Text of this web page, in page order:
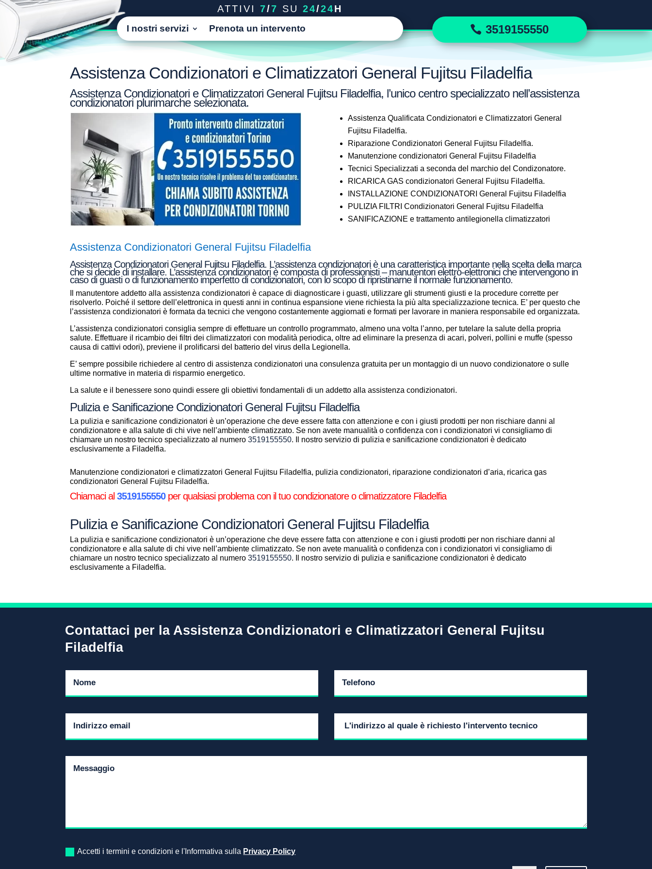
ATTIVI 7/7 SU 24/24H
I nostri servizi Prenota un intervento 3519155550
Assistenza Condizionatori e Climatizzatori General Fujitsu Filadelfia
Assistenza Condizionatori e Climatizzatori General Fujitsu Filadelfia, l’unico centro specializzato nell’assistenza
condizionatori plurimarche selezionata.
Assistenza Qualificata Condizionatori e Climatizzatori General
Fujitsu Filadelfia.
Riparazione Condizionatori General Fujitsu Filadelfia.
Manutenzione condizionatori General Fujitsu Filadelfia
Tecnici Specializzati a seconda del marchio del Condizonatore.
RICARICA GAS condizionatori General Fujitsu Filadelfia.
INSTALLAZIONE CONDIZIONATORI General Fujitsu Filadelfia
PULIZIA FILTRI Condizionatori General Fujitsu Filadelfia
SANIFICAZIONE e trattamento antilegionella climatizzatori
Assistenza Condizionatori General Fujitsu Filadelfia
Assistenza Condizionatori General Fujitsu Filadelfia. L’assistenza condizionatori è una caratteristica importante nella scelta della marca
che si decide di installare. L’assistenza condizionatori è composta di professionisti – manutentori elettro-elettronici che intervengono in
caso di guasti o di funzionamento imperfetto di condizionatori, con lo scopo di ripristinarne il normale funzionamento.
Il manutentore addetto alla assistenza condizionatori è capace di diagnosticare i guasti, utilizzare gli strumenti giusti e la procedure corrette per
risolverlo. Poiché il settore dell’elettronica in questi anni in continua espansione viene richiesta la più alta specializzazione tecnica. E’ per questo che
l’assistenza condizionatori è formata da tecnici che vengono costantemente aggiornati e formati per lavorare in maniera responsabile ed organizzata.
L’assistenza condizionatori consiglia sempre di effettuare un controllo programmato, almeno una volta l’anno, per tutelare la salute della propria
salute. Effettuare il ricambio dei filtri dei climatizzatori con modalità periodica, oltre ad eliminare la presenza di acari, polveri, pollini e muffe (spesso
causa di cattivi odori), previene il prolificarsi del batterio del virus della Legionella.
E’ sempre possibile richiedere al centro di assistenza condizionatori una consulenza gratuita per un montaggio di un nuovo condizionatore o sulle
ultime normative in materia di risparmio energetico.
La salute e il benessere sono quindi essere gli obiettivi fondamentali di un addetto alla assistenza condizionatori.
Pulizia e Sanificazione Condizionatori General Fujitsu Filadelfia
La pulizia e sanificazione condizionatori è un’operazione che deve essere fatta con attenzione e con i giusti prodotti per non rischiare danni al
condizionatore e alla salute di chi vive nell’ambiente climatizzato. Se non avete manualità o confidenza con i condizionatori vi consigliamo di
chiamare un nostro tecnico specializzato al numero3519155550. Il nostro servizio di pulizia e sanificazione condizionatori è dedicato
esclusivamente a Filadelfia.
Manutenzione condizionatori e climatizzatori General Fujitsu Filadelfia, pulizia condizionatori, riparazione condizionatori d’aria, ricarica gas
condizionatori General Fujitsu Filadelfia.
Chiamaci al3519155550per qualsiasi problema con il tuo condizionatore o climatizzatore Filadelfia
Pulizia e Sanificazione Condizionatori General Fujitsu Filadelfia
La pulizia e sanificazione condizionatori è un’operazione che deve essere fatta con attenzione e con i giusti prodotti per non rischiare danni al
condizionatore e alla salute di chi vive nell’ambiente climatizzato. Se non avete manualità o confidenza con i condizionatori vi consigliamo di
chiamare un nostro tecnico specializzato al numero3519155550. Il nostro servizio di pulizia e sanificazione condizionatori è dedicato
esclusivamente a Filadelfia.
Contattaci per la Assistenza Condizionatori e Climatizzatori General Fujitsu
Filadelfia
Accetti i termini e condizioni e l'Informativa sulla Privacy Policy